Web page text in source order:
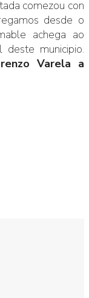
comezou con
desde o
achega ao
deste municipio.
Varela a